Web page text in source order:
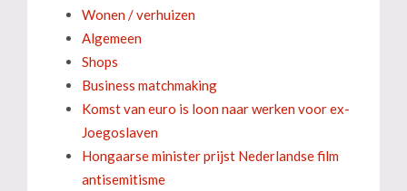
Wonen / verhuizen
Algemeen
Shops
Business matchmaking
Komst van euro is loon naar werken voor ex-
Joegoslaven
Hongaarse minister prijst Nederlandse film
antisemitisme